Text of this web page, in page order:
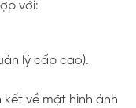
với:
lý cấp cao).
về mặt hình ảnh